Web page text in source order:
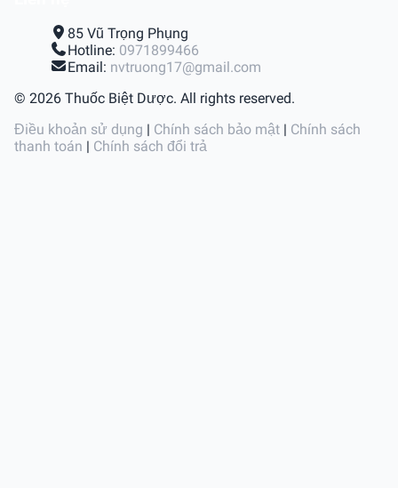
85 Vũ Trọng Phụng
Hotline: 0971899466
Email: nvtruong17@gmail.com
© 2026 Thuốc Biệt Dược. All rights reserved.
Điều khoản sử dụng | Chính sách bảo mật | Chính sách
thanh toán | Chính sách đổi trả